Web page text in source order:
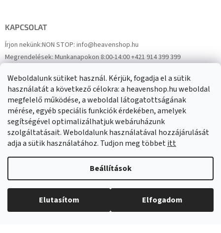
Weboldalunk sütiket használ. Kérjük, fogadja el a sütik
használatát a következő célokra: a heavenshop.hu weboldal
megfelelő működése, a weboldal látogatottságának
mérése, egyéb speciális funkciók érdekében, amelyek
segítségével optimalizálhatjuk webáruházunk
szolgáltatásait. Weboldalunk használatával hozzájárulását
adja a sütik használatához. Tudjon meg többetitt
Beállítások
Elutasítom Elfogadom
KAPCSOLAT
Írjon nekünk:NON STOP: info@heavenshop.hu
Megrendelések:Munkanapokon 8:00-14:00 +421 914 399 399
FacebookHeavenShop.sk
Eredményeink